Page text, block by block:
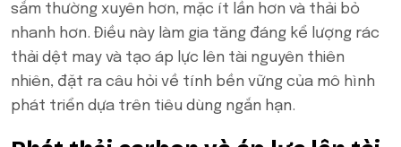
sắm thường xuyên hơn, mặc ít lần hơn và thải bỏ
nhanh hơn. Điều này làm gia tăng đáng kể lượng rác
thải dệt may và tạo áp lực lên tài nguyên thiên
nhiên, đặt ra câu hỏi về tính bền vững của mô hình
phát triển dựa trên tiêu dùng ngắn hạn.